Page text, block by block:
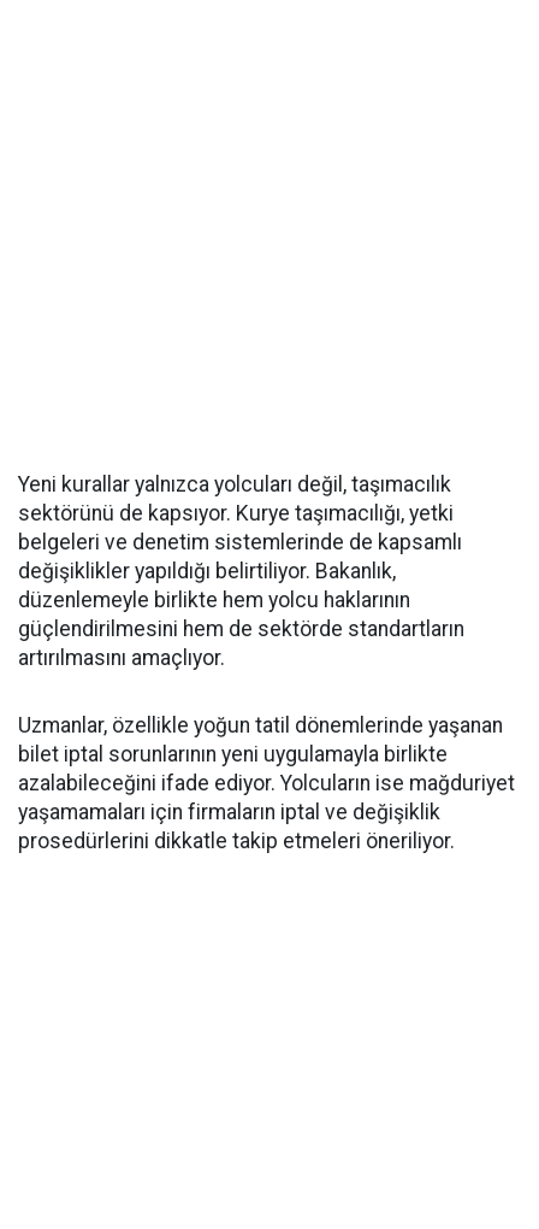
Yeni kurallar yalnızca yolcuları değil, taşımacılık
sektörünü de kapsıyor. Kurye taşımacılığı, yetki
belgeleri ve denetim sistemlerinde de kapsamlı
değişiklikler yapıldığı belirtiliyor. Bakanlık,
düzenlemeyle birlikte hem yolcu haklarının
güçlendirilmesini hem de sektörde standartların
artırılmasını amaçlıyor.
Uzmanlar, özellikle yoğun tatil dönemlerinde yaşanan
bilet iptal sorunlarının yeni uygulamayla birlikte
azalabileceğini ifade ediyor. Yolcuların ise mağduriyet
yaşamamaları için firmaların iptal ve değişiklik
prosedürlerini dikkatle takip etmeleri öneriliyor.